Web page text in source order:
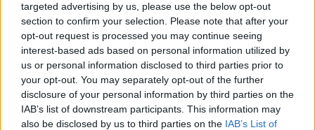
targeted advertising by us, please use the below opt-out
section to confirm your selection. Please note that after your
opt-out request is processed you may continue seeing
interest-based ads based on personal information utilized by
us or personal information disclosed to third parties prior to
your opt-out. You may separately opt-out of the further
disclosure of your personal information by third parties on the
IAB’s list of downstream participants. This information may
also be disclosed by us to third parties on the IAB’s List of
Partager le fichier 116-
timbaland-
sur le Web et les réseaux
sociaux: